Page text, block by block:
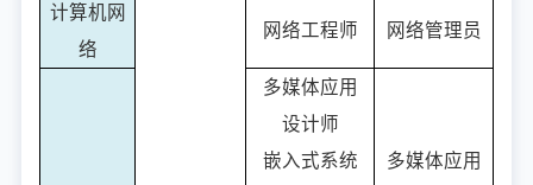
计算机网
络
网络工程师 网络管理员
多媒体应用
设计师
嵌入式系统
多媒体应用